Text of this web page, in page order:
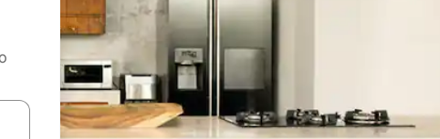
os usando as seta para cima e para baixo do teclado ou tocando e